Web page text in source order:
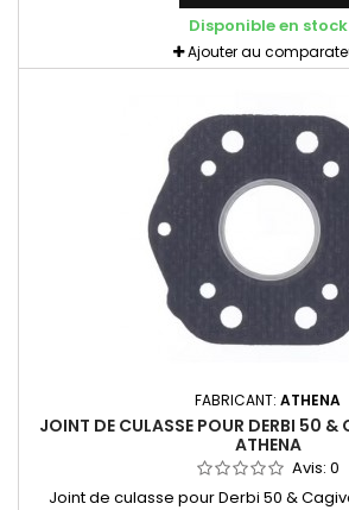
Disponible en stock
Ajouter au
FABRICANT: ATHENA
JOINT DE CULASSE POUR DERBI 50
ATHENA
Avis: 0
Joint de culasse pour Derbi 50 &